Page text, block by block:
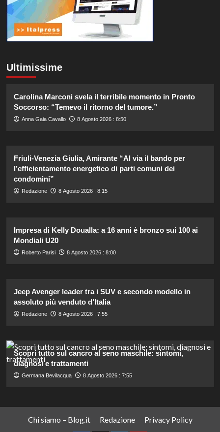
Ultimissime
Carolina Marconi svela il terribile momento in Pronto
Soccorso: “Temevo il ritorno del tumore.”
Anna Gaia Cavallo 8 Agosto 2026 : 8:50
Friuli-Venezia Giulia, Amirante “Al via il bando per
l’efficientamento energetico di parti comuni dei
condomini”
Redazione 8 Agosto 2026 : 8:15
Impresa di Kelly Doualla: a 16 anni è bronzo sui 100 ai
Mondiali U20
Roberto Parisi 8 Agosto 2026 : 8:00
Jeep Avenger leader tra i SUV e secondo modello in
assoluto più venduto d’Italia
Redazione 8 Agosto 2026 : 7:55
Scopri tutto sul cancro al seno maschile: sintomi,
diagnosi e trattamenti
Germana Bevilacqua 8 Agosto 2026 : 7:55
Chi siamo – Blog.it Redazione Privacy Policy